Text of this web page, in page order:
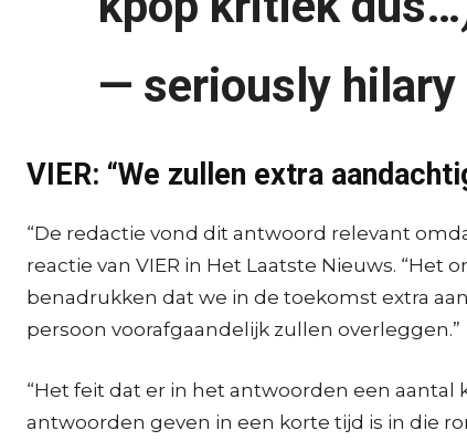
— seriously
VIER: “We zullen extra
“De redactie vond dit antwoord relevant
reactie van VIER in Het Laatste Nieuws.
benadrukken dat we in de toekomst extra
persoon voorafgaandelijk zullen overleggen.”
“Het feit dat er in het antwoorden een aantal
antwoorden geven in een korte tijd is in die